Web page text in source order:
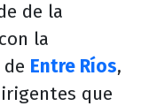
de la
la
Entre Ríos,
que